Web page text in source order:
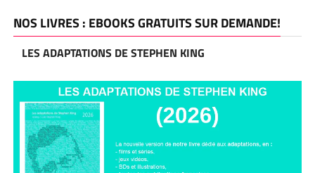
NOS LIVRES : EBOOKS GRATUITS SUR DEMANDE!
LES ADAPTATIONS DE STEPHEN KING